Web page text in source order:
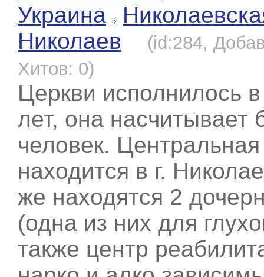
Украина
Николаев
(id:284,
Хитов: 0)
Церкви исполнилось в
лет, она насчитывает
человек.
находится в г.
же находятся 2
(одна из них для
также центр